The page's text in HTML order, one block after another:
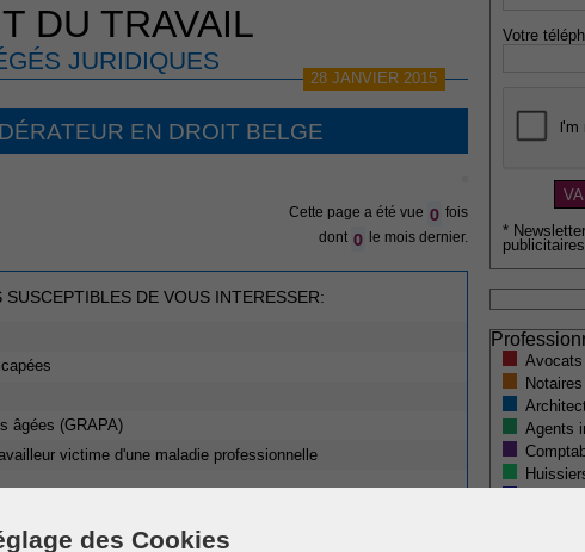
des Cookies
DU TRAVAIL
JURIDIQUES
28 JANVIER 2015
EN DROIT BELGE
Cette page a été vue 0 fois
dont 0 le mois dernier.
SUSCEPTIBLES DE VOUS INTERESSER:
âgées (GRAPA)
victime d'une maladie professionnelle
Votre
*
Avocats
Notaires
Agents